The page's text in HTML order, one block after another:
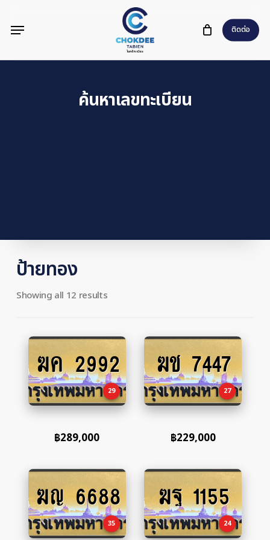
content
ติดต่อ
Menu
ค้นหาเลขทะเบียน
ป้ายทอง
Showing all 12 results
Add
to
cart
ฆค 2992
29
฿289,000
Add
to
cart
ฆช 7447
27
฿229,000
Add
to
cart
ฆญ 6688
35
Add
to
cart
ฆฐ 1155
24